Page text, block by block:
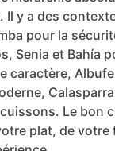
c’est gratuit.
un
hiérarchie